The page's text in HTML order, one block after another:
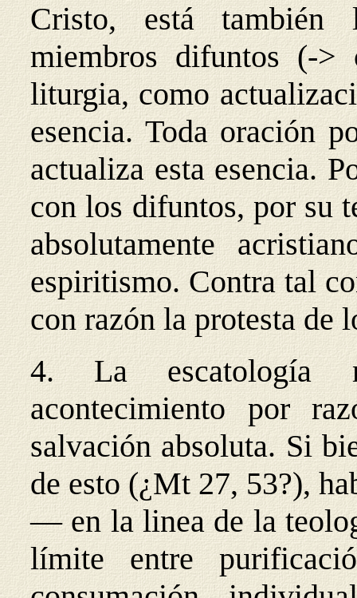
Cristo, está también
miembros difuntos (->
liturgia, como
esencia. Toda oración
actualiza esta esencia.
con los difuntos, por su
absolutamente
espiritismo. Contra tal
con razón la protesta de
4. La escatología
acontecimiento por
salvación absoluta. Si
de esto (¿Mt 27, 53?),
— en la linea de la
límite entre